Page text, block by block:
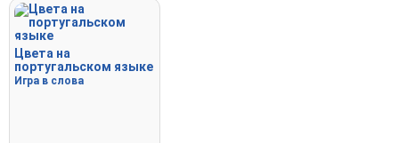
Цвета на
португальском языке
Игра в слова